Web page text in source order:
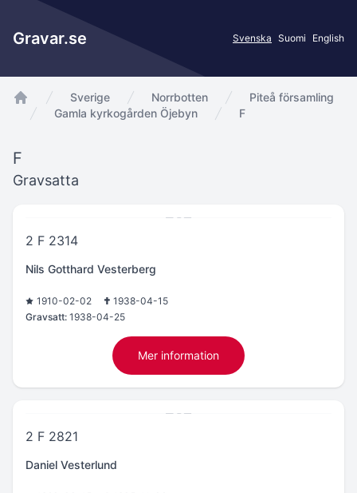
Gravar.se Svenska Suomi English
app.Start
Sverige Norrbotten
Piteå församling
Gamla kyrkogården Öjebyn
F
F
Gravsatta
2 F 2314
Nils Gotthard Vesterberg
1910-02-02
1938-04-15
Gravsatt: 1938-04-25
Mer information
2 F 2821
Daniel Vesterlund